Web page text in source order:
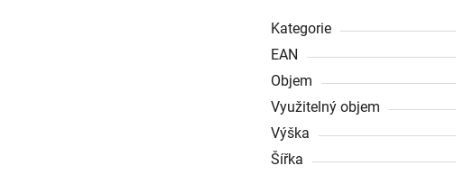
Kategorie
EAN
Objem
Využitelný objem
Výška
Šířka